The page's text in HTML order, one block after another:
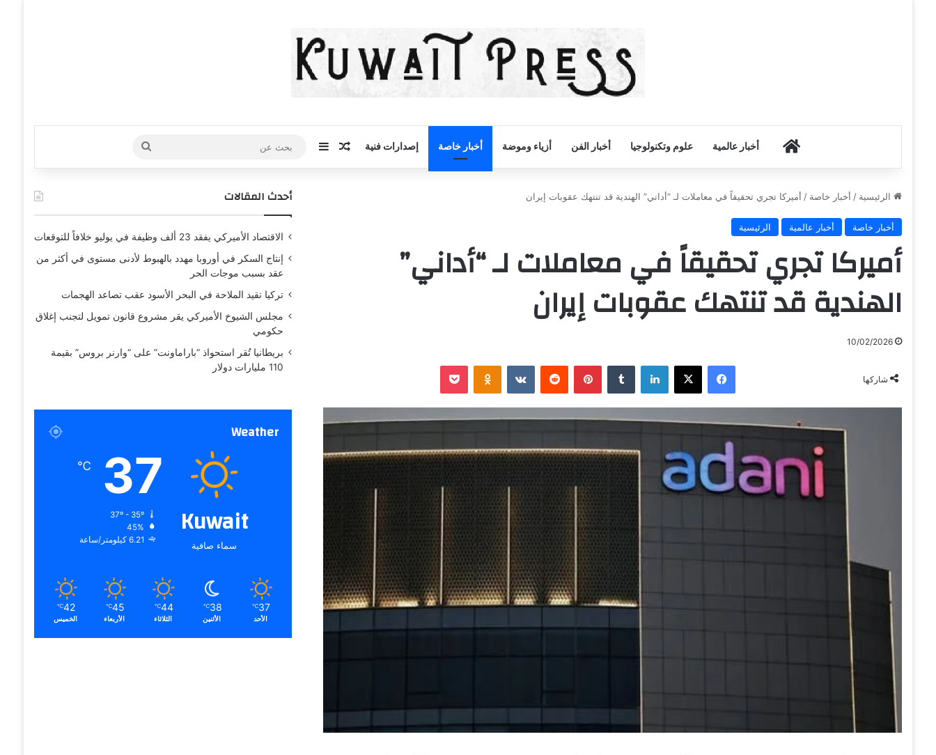
أخبار الكويت
أخبار عالمية علوم وتكنولوجيا أخبار الفن أزياء وموضة أخبار خاصة إصدارات فنية مقال عشوائي
إضافة عمود جانبي
بحث
عن
الرئيسية / أخبار خاصة / أميركا تجري تحقيقاً في معاملات لـ “أداني” الهندية قد تنتهك عقوبات إيران
أخبار خاصة أخبار عالمية الرئيسية
أميركا تجري تحقيقاً في معاملات لـ “أداني”
الهندية قد تنتهك عقوبات إيران
10/02/2026
شاركها
فيسبوك ‫X لينكدإن ‏Tumblr بينتيريست ‏Reddit
‏VKontakte
Odnoklassniki
‫Pocket
أحدث المقالات
الاقتصاد الأميركي يفقد 23 ألف وظيفة في يوليو خلافاً للتوقعات
إنتاج السكر في أوروبا مهدد بالهبوط لأدنى مستوى في أكثر من
عقد بسبب موجات الحر
تركيا تقيد الملاحة في البحر الأسود عقب تصاعد الهجمات
مجلس الشيوخ الأميركي يقر مشروع قانون تمويل لتجنب إغلاق
حكومي
بريطانيا تُقر استحواذ “باراماونت” على “وارنر بروس” بقيمة
110 مليارات دولار
Weather
Kuwait
سماء صافية
37
℃
45%
6.21 كيلومتر/ساعة
37
℃
الأحد
38
℃
الأثنين
44
℃
الثلاثاء
45
℃
الأربعاء
42
℃
الخميس